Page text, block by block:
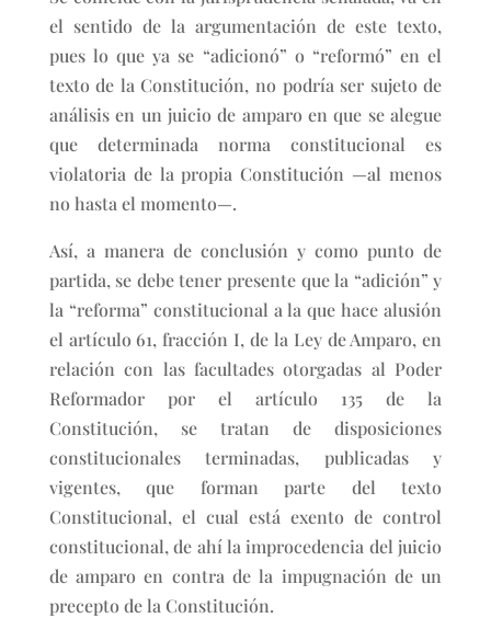
el sentido de la argumentación de este texto,
pues lo que ya se “adicionó” o “reformó” en el
texto de la Constitución, no podría ser sujeto de
análisis en un juicio de amparo en que se alegue
que determinada norma constitucional es
violatoria de la propia Constitución —al menos
no hasta el momento—.
Así, a manera de conclusión y como punto de
partida, se debe tener presente que la “adición” y
la “reforma” constitucional a la que hace alusión
el artículo 61, fracción I, de la Ley de Amparo, en
relación con las facultades otorgadas al Poder
Reformador por el artículo 135 de la
Constitución, se tratan de disposiciones
constitucionales terminadas, publicadas y
vigentes, que forman parte del texto
Constitucional, el cual está exento de control
constitucional, de ahí la improcedencia del juicio
de amparo en contra de la impugnación de un
precepto de la Constitución.